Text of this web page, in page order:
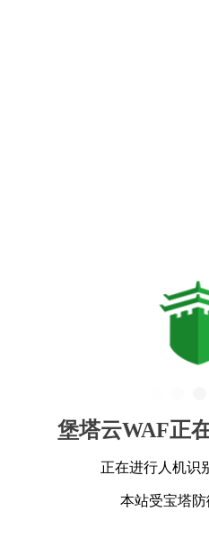
堡塔云WAF正
正在进行人机识
本站受宝塔